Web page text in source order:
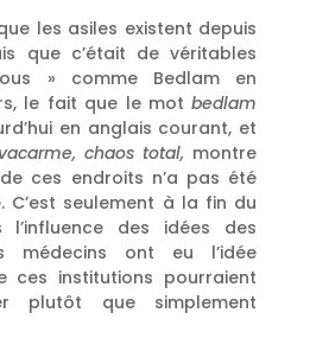
les asiles existent depuis
que c’était de véritables
» comme Bedlam en
le fait que le motbedlam
en anglais courant, et
chaos total, montre
ces endroits n’a pas été
C’est seulement à la fin du
l’influence des idées des
médecins ont eu l’idée
ces institutions pourraient
plutôt que simplement